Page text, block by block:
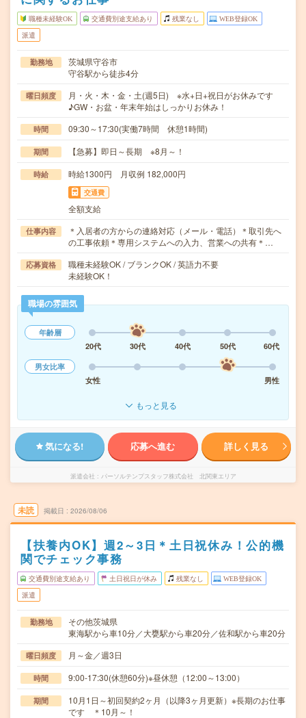
職種未経験OK 交通費別途支給あり 残業なし WEB登録OK
派遣
勤務地
茨城県守谷市
守谷駅から徒歩4分
曜日頻度
月・火・木・金・土(週5日) ※水+日+祝日がお休みです
♪GW・お盆・年末年始はしっかりお休み！
時間 09:30～17:30(実働7時間 休憩1時間)
期間 【急募】即日～長期 ※8月～！
時給 時給1300円 月収例 182,000円
交通費
全額支給
仕事内容
＊入居者の方からの連絡対応（メール・電話）＊取引先へ
の工事依頼＊専用システムへの入力、営業への共有＊…
応募資格
職種未経験OK / ブランクOK / 英語力不要
未経験OK！
職場の雰囲気
年齢層
20代
30代 40代 50代
60代
男女比率
女性
男性
もっと見る
気になる! 応募へ進む 詳しく見る
派遣会社 パーソルテンプスタッフ株式会社 北関東エリア
未読 掲載日 2026/08/06
【扶養内OK】週2～3日＊土日祝休み！公的機
関でチェック事務
交通費別途支給あり 土日祝日が休み 残業なし WEB登録OK
派遣
勤務地
その他茨城県
東海駅から車10分／大甕駅から車20分／佐和駅から車20分
曜日頻度 月～金／週3日
時間 9:00-17:30(休憩60分)※昼休憩（12:00～13:00）
期間
10月1日～初回契約2ヶ月（以降3ヶ月更新）※長期のお仕事
です ＊10月～！